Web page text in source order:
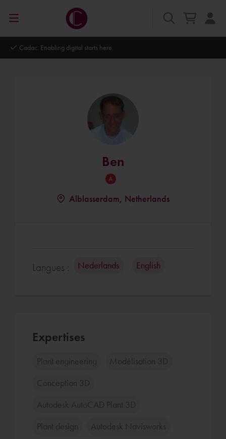
here.
Ben
Alblasserdam, Netherlands
Langues : Nederlands English
Expertises
Plant engineering Modélisation 3D
Conception 3D
Autodesk AutoCAD Plant 3D
Plant design Autodesk Navisworks